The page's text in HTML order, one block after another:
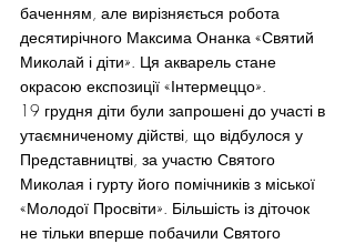
баченням, але вирізняється робота
десятирічного Максима Онанка «Святий
Миколай і діти». Ця акварель стане
окрасою експозиції «Інтермеццо».
19 грудня діти були запрошені до участі в
утаємниченому дійстві, що відбулося у
Представництві, за участю Святого
Миколая і гурту його помічників з міської
«Молодої Просвіти». Більшість із діточок
не тільки вперше побачили Святого